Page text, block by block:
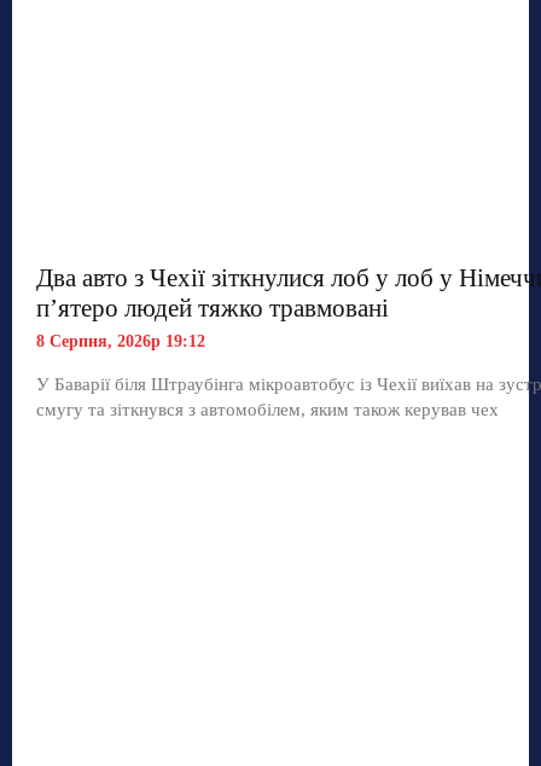
Два авто з Чехії зіткнулися лоб у лоб у
п’ятеро людей тяжко травмовані
8 Серпня, 2026р 19:12
У Баварії біля Штраубінга мікроавтобус із Чехії виїхав на
смугу та зіткнувся з автомобілем, яким також керував чех